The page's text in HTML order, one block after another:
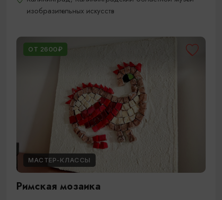
изобразительных искусств
ОТ 2600₽
МАСТЕР-КЛАССЫ
Римская мозаика